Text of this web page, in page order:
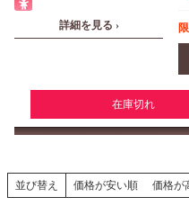
詳細を見る ›
在庫切れ
並び替え 価格が安い順 価格が